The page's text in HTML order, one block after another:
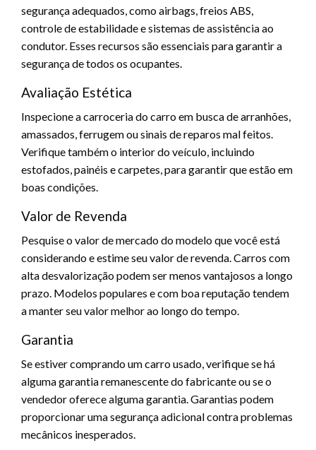
segurança adequados, como airbags, freios ABS,
controle de estabilidade e sistemas de assistência ao
condutor. Esses recursos são essenciais para garantir a
segurança de todos os ocupantes.
Avaliação Estética
Inspecione a carroceria do carro em busca de arranhões,
amassados, ferrugem ou sinais de reparos mal feitos.
Verifique também o interior do veículo, incluindo
estofados, painéis e carpetes, para garantir que estão em
boas condições.
Valor de Revenda
Pesquise o valor de mercado do modelo que você está
considerando e estime seu valor de revenda. Carros com
alta desvalorização podem ser menos vantajosos a longo
prazo. Modelos populares e com boa reputação tendem
a manter seu valor melhor ao longo do tempo.
Garantia
Se estiver comprando um carro usado, verifique se há
alguma garantia remanescente do fabricante ou se o
vendedor oferece alguma garantia. Garantias podem
proporcionar uma segurança adicional contra problemas
mecânicos inesperados.